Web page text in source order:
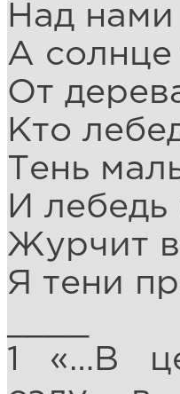
Над нами
А солнце
От
Кто
Тень
И
Журчит
Я тени
1 «…В